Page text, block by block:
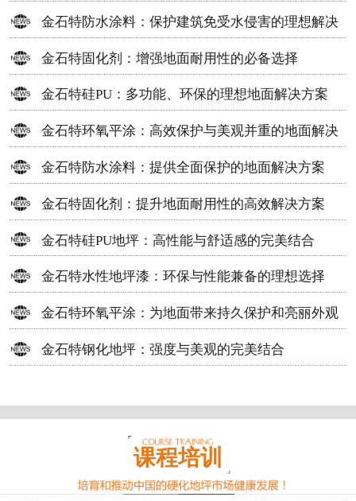
决方案
金石特防水涂料：保护建筑免受水侵害的理想解决
方案
金石特固化剂：增强地面耐用性的必备选择
金石特硅PU：多功能、环保的理想地面解决方案
金石特环氧平涂：高效保护与美观并重的地面解决
方案
金石特防水涂料：提供全面保护的地面解决方案
金石特固化剂：提升地面耐用性的高效解决方案
金石特硅PU地坪：高性能与舒适感的完美结合
金石特水性地坪漆：环保与性能兼备的理想选择
金石特环氧平涂：为地面带来持久保护和亮丽外观
金石特钢化地坪：强度与美观的完美结合
课程培训